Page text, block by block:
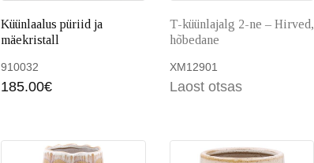
Küünlaalus püriid ja
mäekristall
910032
185.00€
T-küünlajalg 2-ne – Hirved,
hõbedane
XM12901
Laost otsas